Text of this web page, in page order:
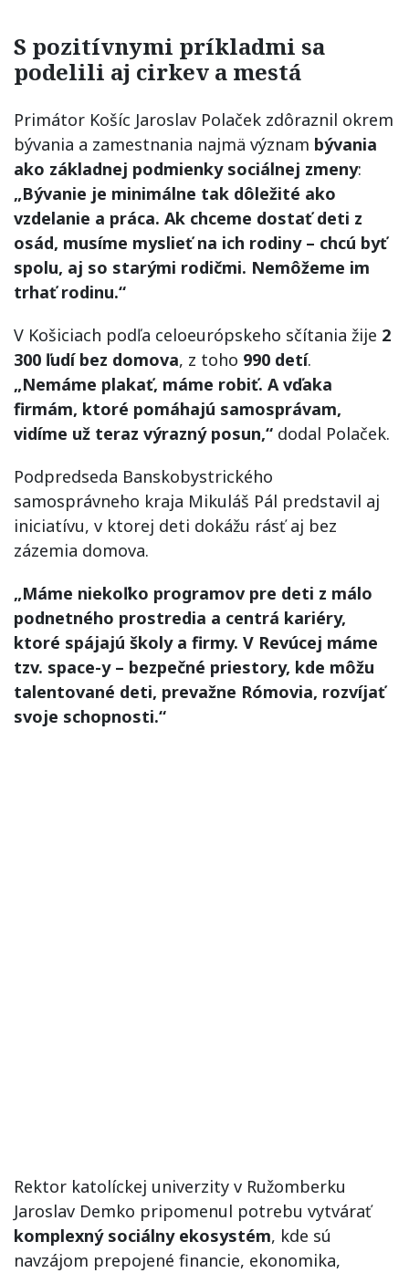
S pozitívnymi príkladmi sa
podelili aj cirkev a mestá
Primátor Košíc Jaroslav Polaček zdôraznil okrem
bývania a zamestnania najmä význam bývania
ako základnej podmienky sociálnej zmeny:
„Bývanie je minimálne tak dôležité ako
vzdelanie a práca. Ak chceme dostať deti z
osád, musíme myslieť na ich rodiny – chcú byť
spolu, aj so starými rodičmi. Nemôžeme im
trhať rodinu.“
V Košiciach podľa celoeurópskeho sčítania žije 2
300 ľudí bez domova, z toho 990 detí.
„Nemáme plakať, máme robiť. A vďaka
firmám, ktoré pomáhajú samosprávam,
vidíme už teraz výrazný posun,“ dodal Polaček.
Podpredseda Banskobystrického
samosprávneho kraja Mikuláš Pál predstavil aj
iniciatívu, v ktorej deti dokážu rásť aj bez
zázemia domova.
„Máme niekoľko programov pre deti z málo
podnetného prostredia a centrá kariéry,
ktoré spájajú školy a firmy. V Revúcej máme
tzv. space-y – bezpečné priestory, kde môžu
talentované deti, prevažne Rómovia, rozvíjať
svoje schopnosti.“
Rektor katolíckej univerzity v Ružomberku
Jaroslav Demko pripomenul potrebu vytvárať
komplexný sociálny ekosystém, kde sú
navzájom prepojené financie, ekonomika,